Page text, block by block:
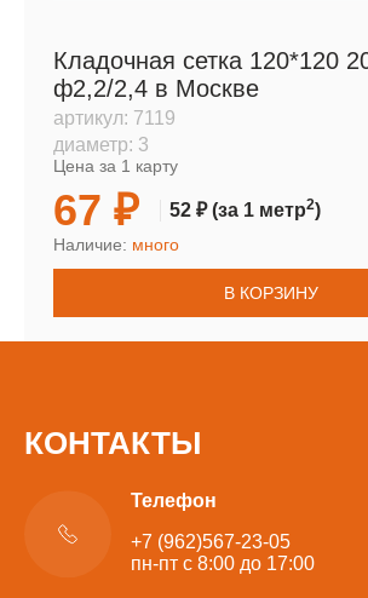
Кладочная сетка 120*120
ф2,2/2,4 в Москве
артикул: 7119
диаметр: 3
Цена за 1 карту
67 ₽ 52 ₽(за 1 метр2)
Наличие: много
В КОРЗИНУ
КОНТАКТЫ
Телефон
+7 (962)567-23-05
пн-пт с 8:00 до 17:00